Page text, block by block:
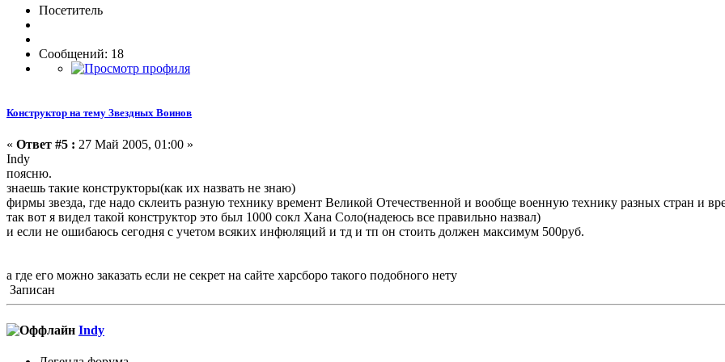
Посетитель
Сообщений: 18
Конструктор на тему Звездных Воинов
« Ответ #5 : 27 Май 2005, 01:00 »
Indy
поясню.
знаешь такие конструкторы(как их назвать не знаю)
фирмы звезда, где надо склеить разную технику времент Великой Отечественной и вообще военную технику разных стран и
так вот я видел такой конструктор это был 1000 сокл Хана Соло(надеюсь все правильно назвал)
и если не ошибаюсь сегодня с учетом всяких инфюляций и тд и тп он стоить должен максимум 500руб.
а где его можно заказать если не секрет на сайте харсборо такого подобного нету
Записан
Indy